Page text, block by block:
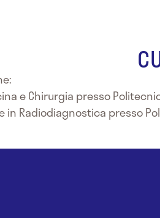
e Chirurgia presso
in Radiodiagnostica presso